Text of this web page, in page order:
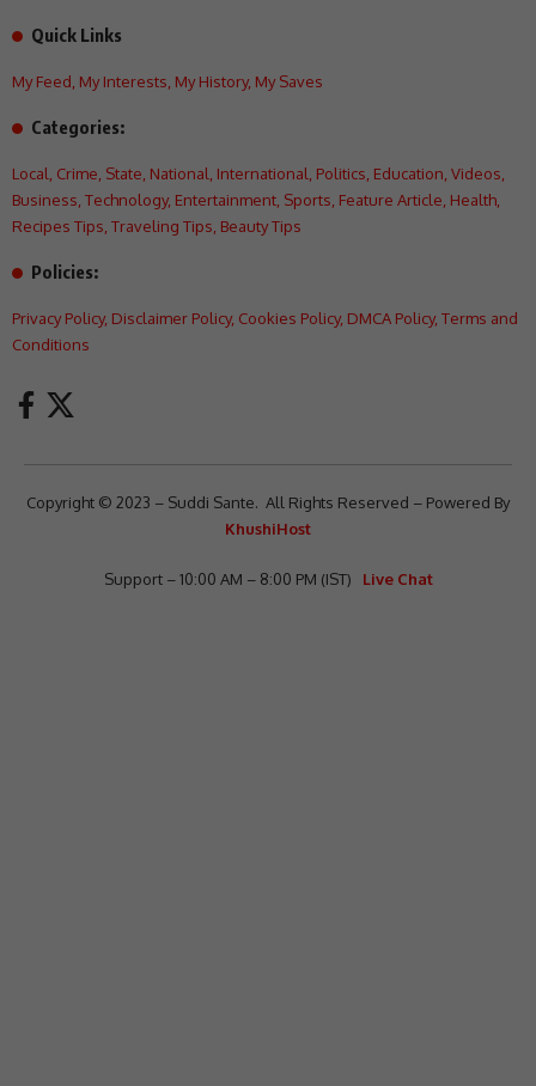
Quick Links
My Feed My Interests My History, My Saves
Categories:
Local Crime State National International Politics Education Videos
Business Technology, Entertainment Sports Feature Article Health
Recipes Tips Traveling Tips Beauty Tips
Policies:
Privacy Policy, Disclaimer Policy, Cookies Policy, DMCA Policy, Terms and
Conditions
Copyright © 2023 – Suddi Sante. All Rights Reserved – Powered By
KhushiHost
Support – 10:00 AM – 8:00 PM (IST) Live Chat